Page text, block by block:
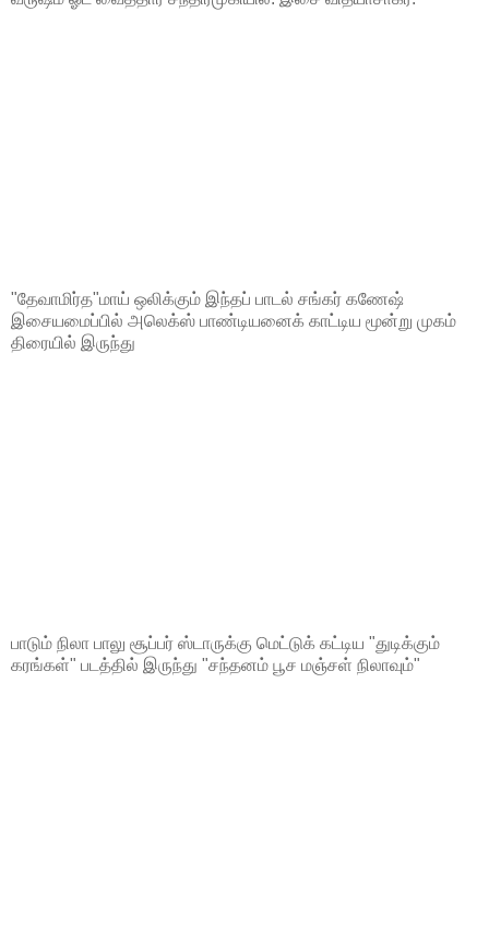
"தேவாமிர்த"மாய் ஒலிக்கும் இந்தப் பாடல் சங்கர் கணேஷ்
இசையமைப்பில் அலெக்ஸ் பாண்டியனைக் காட்டிய மூன்று முகம்
திரையில் இருந்து
பாடும் நிலா பாலு சூப்பர் ஸ்டாருக்கு மெட்டுக் கட்டிய "துடிக்கும்
கரங்கள்" படத்தில் இருந்து "சந்தனம் பூச மஞ்சள் நிலாவும்"